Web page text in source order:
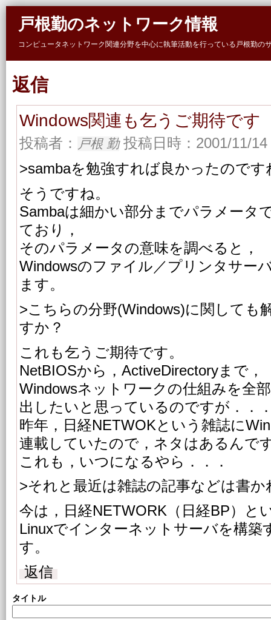
戸根勤のネットワーク情報
コンピュータネットワーク関連分野を中心に執筆活動を行っている戸根勤
返信
Windows関連も乞うご期待です
投稿者： 戸根 勤投稿日時：2001/11/14
>sambaを勉強すれば良かったのです
そうですね。
Sambaは細かい部分までパラメータ
ており，
そのパラメータの意味を調べると，
Windowsのファイル／プリンタサー
ます。
>こちらの分野(Windows)に関しても
すか？
これも乞うご期待です。
NetBIOSから，ActiveDirectoryまで，
Windowsネットワークの仕組みを全
出したいと思っているのですが．．
昨年，日経NETWOKという雑誌に
連載していたので，ネタはあるんで
これも，いつになるやら．．．
>それと最近は雑誌の記事などは書
今は，日経NETWORK（日経BP）と
Linuxでインターネットサーバを構築
す。
返信
タイトル